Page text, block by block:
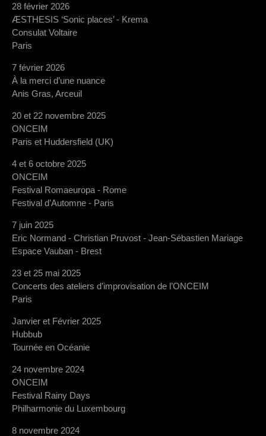
28 février 2026
ÆSTHESIS ‘Sonic places’ - Krema
Consulat Voltaire
Paris
7 février 2026
À la merci d’une nuance
Anis Gras, Arceuil
20 et 22 novembre 2025
ONCEIM
Paris et Huddersfield (UK)
4 et 6 octobre 2025
ONCEIM
Festival Romaeuropa - Rome
Festival d’Automne - Paris
7 juin 2025
Eric Normand - Christian Pruvost - Jean-Sébastien Mariage
Espace Vauban - Brest
23 et 25 mai 2025
Concerts des ateliers d’improvisation de l’ONCEIM
Paris
Janvier et Février 2025
Hubbub
Tournée en Océanie
24 novembre 2024
ONCEIM
Festival Rainy Days
Philharmonie du Luxembourg
8 novembre 2024